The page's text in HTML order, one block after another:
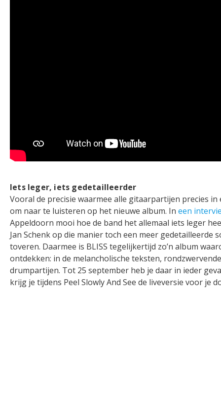
Iets leger, iets gedetailleerder
Vooral de precisie waarmee alle gitaarpartijen precies
om naar te luisteren op het nieuwe album. In een
Appeldoorn mooi hoe de band het allemaal iets leger
Jan Schenk op die manier toch een meer gedetailleerde
toveren. Daarmee is BLISS tegelijkertijd zo’n album
ontdekken: in de melancholische teksten,
drumpartijen. Tot 25 september heb je daar in ieder
krijg je tijdens Peel Slowly And See de liveversie voor je